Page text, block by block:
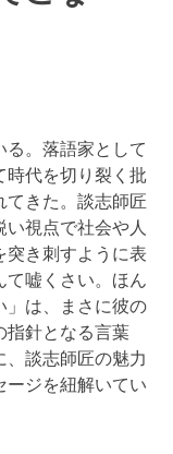
る。落語家として
時代を切り裂く批
てきた。談志師匠
視点で社会や人
突き刺すように表
て嘘くさい。ほん
」は、まさに彼の
指針となる言葉
、談志師匠の魅力
ージを紐解いてい